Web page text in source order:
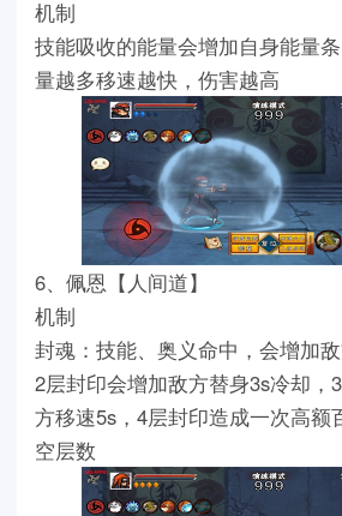
机制
技能吸收的能量会增加自身能量
量越多移速越快，伤害越高
6、佩恩【人间道】
机制
封魂：技能、奥义命中，会增加
2层封印会增加敌方替身3s冷却，
方移速5s，4层封印造成一次高额
空层数